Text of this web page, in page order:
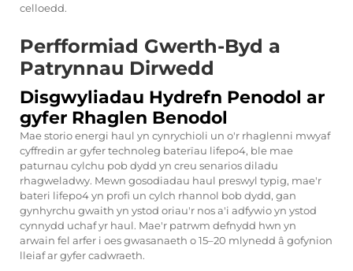
celloedd.
Perfformiad Gwerth-Byd a
Patrynnau Dirwedd
Disgwyliadau Hydrefn Penodol ar
gyfer Rhaglen Benodol
Mae storio energi haul yn cynrychioli un o'r rhaglenni mwyaf
cyffredin ar gyfer technoleg baterïau lifepo4, ble mae
paturnau cylchu pob dydd yn creu senarios diladu
rhagweladwy. Mewn gosodiadau haul preswyl typig, mae'r
bateri lifepo4 yn profi un cylch rhannol bob dydd, gan
gynhyrchu gwaith yn ystod oriau'r nos a'i adfywio yn ystod
cynnydd uchaf yr haul. Mae'r patrwm defnydd hwn yn
arwain fel arfer i oes gwasanaeth o 15–20 mlynedd â gofynion
lleiaf ar gyfer cadwraeth.